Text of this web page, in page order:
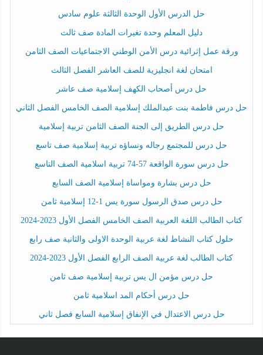
حل الدرس الأول الوحدة الثالثة علوم سادس
دليل المعلم وحدة تغيرات المادة صف ثالث
ورقة عمل إثرائية درس الأمن الوطني الاجتماعيات الصف الثامن
امتحان لغة انجليزية للصف العاشر الفصل الثالث
حل درس أصحاب الكهف إسلامية صف عاشر
حل درس فاطمة بنت عبدالملك إسلامية الصف الخامس الفصل الثاني
حل درس الطريق إلى الجنة الصف الثامن تربية إسلامية
حل درس للمجتمع رجاله ونساؤه تربية إسلامية صف تاسع
حل درس سورة الواقعة 57-74 تربية اسلامية الصف التاسع
حل درس بشارة ومواساة إسلامية الصف السابع
حل درس صدق الرسول سورة يس 1-12 إسلامية ثامن
كتاب الطالب اللغة العربية الصف الخامس الفصل الأول 2023-2024
حلول كتاب النشاط لغة عربية الوحدة الاولى والثانية صف رابع
كتاب الطالب لغة عربية الصف الرابع الفصل الأول 2023-2024
حل درس مؤمن ال يس تربية إسلامية صف ثامن
حل درس أحكام المد اسلامية ثامن
حل درس الاعتدال في الإنفاق إسلامية السابع فصل ثاني